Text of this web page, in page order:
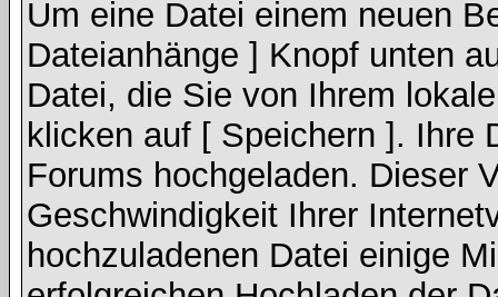
Um eine Datei einem neuen
Dateianhänge ] Knopf unten
Datei, die Sie von Ihrem
klicken auf [ Speichern ]. Ihre
Forums hochgeladen. Dieser
Geschwindigkeit Ihrer
hochzuladenen Datei einige